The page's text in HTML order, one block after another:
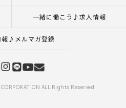
一緒に働こう♪求人情報
報♪メルマガ登録
ALL Rights Reserved